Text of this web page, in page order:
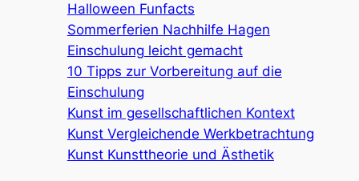
Halloween Funfacts
Sommerferien Nachhilfe Hagen
Einschulung leicht gemacht
10 Tipps zur Vorbereitung auf die
Einschulung
Kunst im gesellschaftlichen Kontext
Kunst Vergleichende Werkbetrachtung
Kunst Kunsttheorie und Ästhetik